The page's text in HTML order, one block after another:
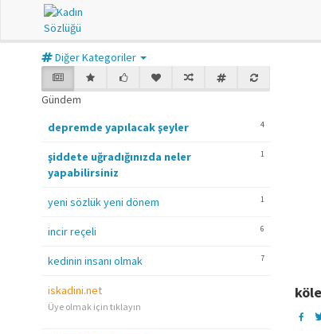
Diğer Kategoriler
Gündem
4
depremde yapılacak şeyler
1
şiddete uğradığınızda neler
yapabilirsiniz
1
yeni sözlük yeni dönem
6
incir reçeli
7
kedinin insanı olmak
iskadini.net
Üye olmak için tıklayın